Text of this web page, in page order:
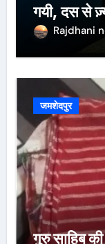
गयी, दस से
Rajdhani
जमशेदपुर
गुरु साहिब